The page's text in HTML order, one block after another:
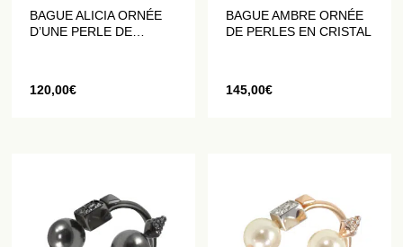
BAGUE ALICIA ORNÉE
D’UNE PERLE DE
120,00€
BAGUE AMBRE ORNÉE
DE PERLES EN CRISTAL
145,00€